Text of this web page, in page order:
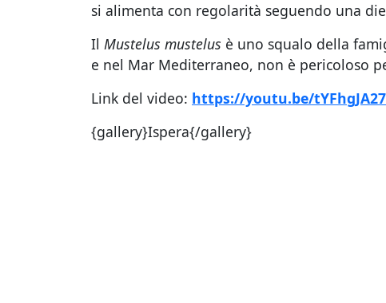
si alimenta con regolarità seguendo una
Il Mustelus mustelus è uno squalo della
e nel Mar Mediterraneo, non è pericoloso
Link del video: https://youtu.be/
{gallery}Ispera{/gallery}